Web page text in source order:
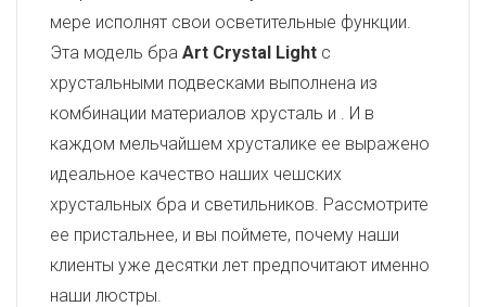
мере исполнят свои осветительные функции.
Эта модель бра Art Crystal Light с
хрустальными подвесками выполнена из
комбинации материалов хрусталь и . И в
каждом мельчайшем хрусталике ее выражено
идеальное качество наших чешских
хрустальных бра и светильников. Рассмотрите
ее пристальнее, и вы поймете, почему наши
клиенты уже десятки лет предпочитают именно
наши люстры.